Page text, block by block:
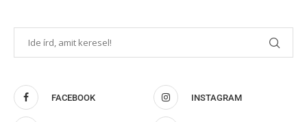
FACEBOOK INSTAGRAM